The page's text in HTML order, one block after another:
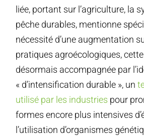
liée, portant sur l’agriculture, la
pêche durables, mentionne
nécessité d’une augmentation
pratiques agroécologiques,
désormais accompagnée par
« d’intensification durable », un
utilisé par les industries pour
formes encore plus intensives
l’utilisation d’organismes